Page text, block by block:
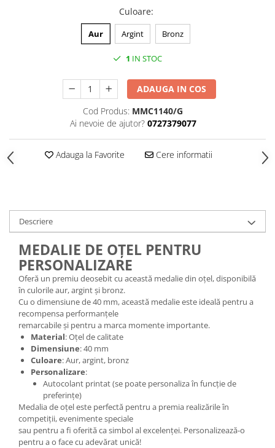
Culoare:
Aur Argint Bronz
1 IN STOC
ADAUGA IN COS
Cod Produs: MMC1140/G
Ai nevoie de ajutor? 0727379077
Adauga la Favorite Cere informatii
Descriere
MEDALIE DE OȚEL PENTRU
PERSONALIZARE
Oferă un premiu deosebit cu această medalie din oțel, disponibilă
în culorile aur, argint și bronz.
Cu o dimensiune de 40 mm, această medalie este ideală pentru a
recompensa performanțele
remarcabile și pentru a marca momente importante.
Material: Oțel de calitate
Dimensiune: 40 mm
Culoare: Aur, argint, bronz
Personalizare:
Autocolant printat (se poate personaliza în funcție de
preferințe)
Medalia de oțel este perfectă pentru a premia realizările în
competiții, evenimente speciale
sau pentru a fi oferită ca simbol al excelenței. Personalizează-o
pentru a o face cu adevărat unică!